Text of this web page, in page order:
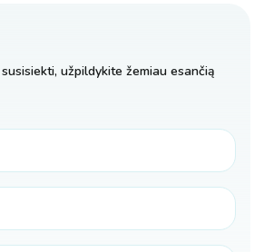
užpildykite žemiau esančią